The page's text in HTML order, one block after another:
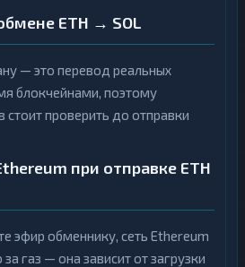
ETH → SOL
— это перевод реальных
блокчейнами, поэтому
проверить до отправки
при отправке ETH
эфир обменнику, сеть Ethereum
газ — она зависит от загрузки